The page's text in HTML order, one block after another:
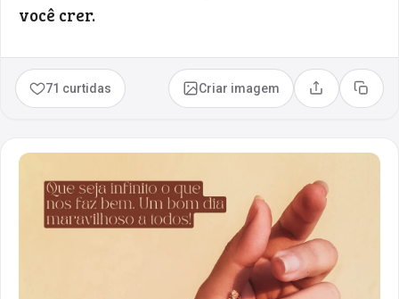
você crer.
71 curtidas Criar imagem Compartilhar
Copiar